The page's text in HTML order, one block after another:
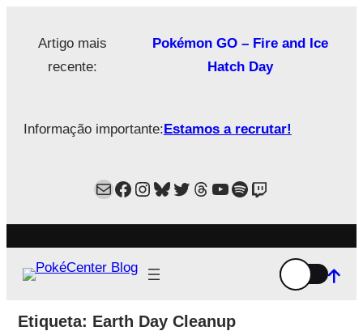
Artigo mais
recente:
Pokémon GO – Fire and Ice
Hatch Day
Informação importante:Estamos a recrutar!
MailFacebook
Instagram
Bluesky
Twitter
Estamos no Threads!
YouTube
Spotify
Twitch
Etiqueta: Earth Day Cleanup